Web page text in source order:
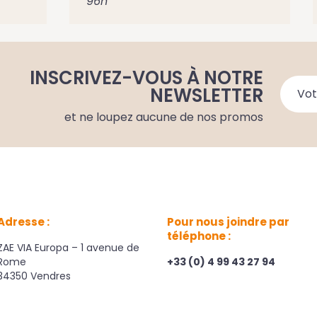
INSCRIVEZ-VOUS À NOTRE
NEWSLETTER
et ne loupez aucune de nos promos
:
VIA Europa – 1 avenue de
Vendres
Pour nous joindre par
téléphone :
+33 (0) 4 99 43 27 94